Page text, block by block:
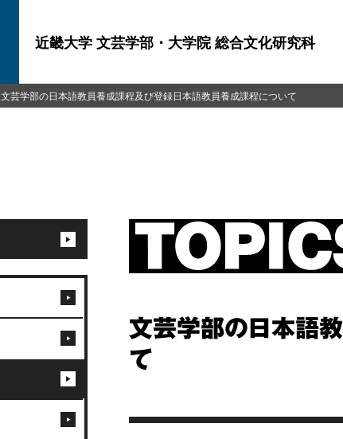
近畿大学 文芸学部・大学院 総合文化研究科
文芸学部の日本語
て
文芸学部の日本語教員養成課程及び登録日本語教員養成課程について